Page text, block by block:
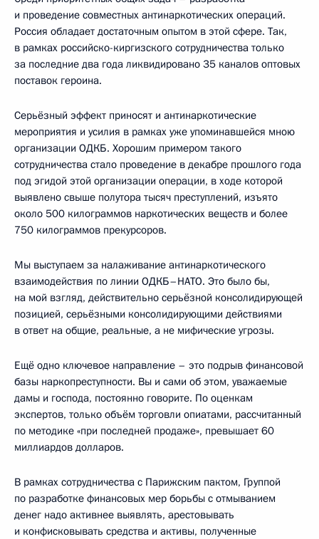
и проведение совместных антинаркотических операций.
Россия обладает достаточным опытом в этой сфере. Так,
в рамках российско-киргизского сотрудничества только
за последние два года ликвидировано 35 каналов оптовых
поставок героина.
Серьёзный эффект приносят и антинаркотические
мероприятия и усилия в рамках уже упоминавшейся мною
организации ОДКБ. Хорошим примером такого
сотрудничества стало проведение в декабре прошлого года
под эгидой этой организации операции, в ходе которой
выявлено свыше полутора тысяч преступлений, изъято
около 500 килограммов наркотических веществ и более
750 килограммов прекурсоров.
Мы выступаем за налаживание антинаркотического
взаимодействия по линии ОДКБ–НАТО. Это было бы,
на мой взгляд, действительно серьёзной консолидирующей
позицией, серьёзными консолидирующими действиями
в ответ на общие, реальные, а не мифические угрозы.
Ещё одно ключевое направление – это подрыв финансовой
базы наркопреступности. Вы и сами об этом, уважаемые
дамы и господа, постоянно говорите. По оценкам
экспертов, только объём торговли опиатами, рассчитанный
по методике «при последней продаже», превышает 60
миллиардов долларов.
В рамках сотрудничества с Парижским пактом, Группой
по разработке финансовых мер борьбы с отмыванием
денег надо активнее выявлять, арестовывать
и конфисковывать средства и активы, полученные